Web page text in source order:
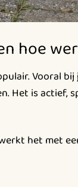
hoe
Vooral
Het is actief,
het met